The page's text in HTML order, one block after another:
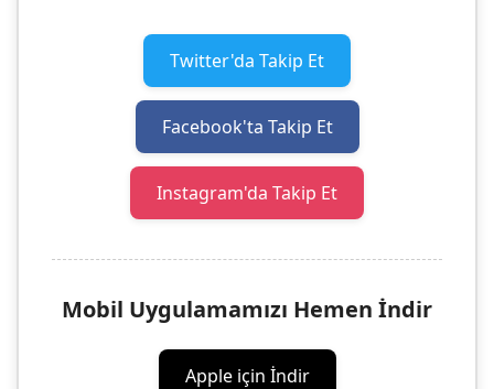
Twitter'da Takip Et
Facebook'ta Takip Et
Instagram'da Takip Et
Mobil Uygulamamızı Hemen İndir
Apple için İndir